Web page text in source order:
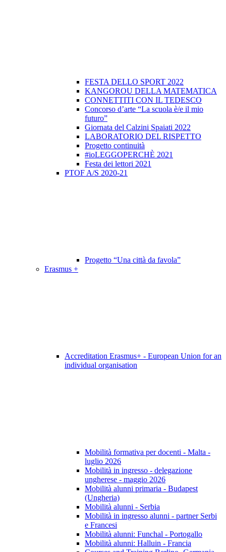
FESTA DELLO SPORT 2022
KANGOROU DELLA MATEMATICA
CONNETTITI CON IL TEDESCO
Concorso d’arte “La scuola è/e il mio
futuro”
Giornata del Calzini Spaiati 2022
LABORATORIO DEL RISPETTO
Progetto continuità
#ioLEGGOPERCHÈ 2021
Festa dei lettori 2021
PTOF A/S 2020-21
Progetto “Una città da favola”
Erasmus +
Accreditation Erasmus+ - European Union for an
individual organisation
Mobilità formativa per docenti - Malta -
luglio 2026
Mobilità in ingresso - delegazione
ungherese - maggio 2026
Mobilità alunni primaria - Budapest
(Ungheria)
Mobilità alunni - Serbia
Mobilità in ingresso alunni - partner Serbi
e Francesi
Mobilità alunni: Funchal - Portogallo
Mobilità alunni: Halluin - Francia